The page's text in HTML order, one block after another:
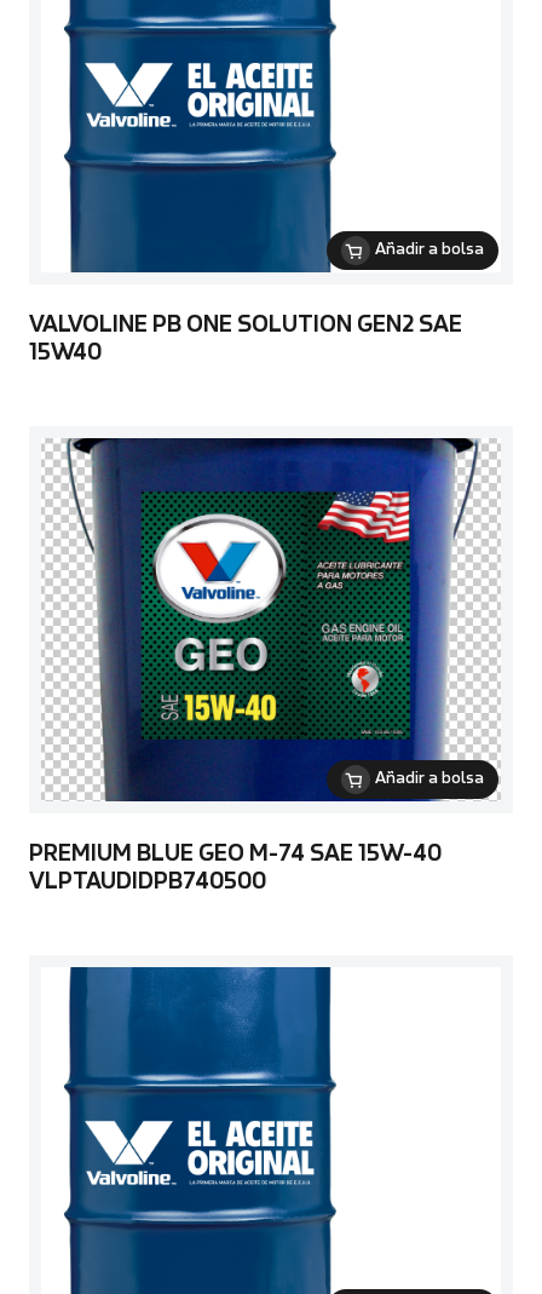
Añadir a bolsa
VALVOLINE PB ONE SOLUTION GEN2 SAE
15W40
Añadir a bolsa
PREMIUM BLUE GEO M-74 SAE 15W-40
VLPTAUDIDPB740500